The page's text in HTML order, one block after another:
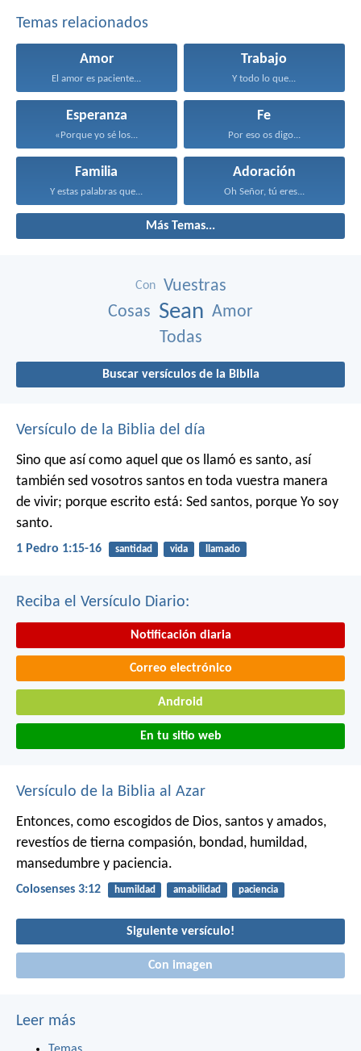
Temas relacionados
Amor
El amor es paciente...
Trabajo
Y todo lo que...
Esperanza
«Porque yo sé los...
Fe
Por eso os digo...
Familia
Y estas palabras que...
Adoración
Oh Señor, tú eres...
Más Temas...
Con
Vuestras
Cosas Sean Amor
Todas
Buscar versículos de la Biblia
Versículo de la Biblia del día
Sino que así como aquel que os llamó es santo, así
también sed vosotros santos en toda vuestra manera
de vivir; porque escrito está: Sed santos, porque Yo soy
santo.
1 Pedro 1:15-16 santidad vida llamado
Reciba el Versículo Diario:
Notificación diaria
Correo electrónico
Android
En tu sitio web
Versículo de la Biblia al Azar
Entonces, como escogidos de Dios, santos y amados,
revestíos de tierna compasión, bondad, humildad,
mansedumbre y paciencia.
Colosenses 3:12 humildad amabilidad paciencia
Siguiente versículo!
Con imagen
Leer más